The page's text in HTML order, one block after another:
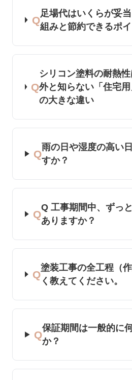
Q
足場代はいくらが妥
組みと節約できるポ
Q
シリコン塗料の耐熱
外と知らない「住宅用
の大きな違い
Q
雨の日や湿度の高い
すか？
Q
Q 工事期間中、ずっ
ありますか？
Q
塗装工事の全工程（
く教えてください。
Q
保証期間は一般的に
か？